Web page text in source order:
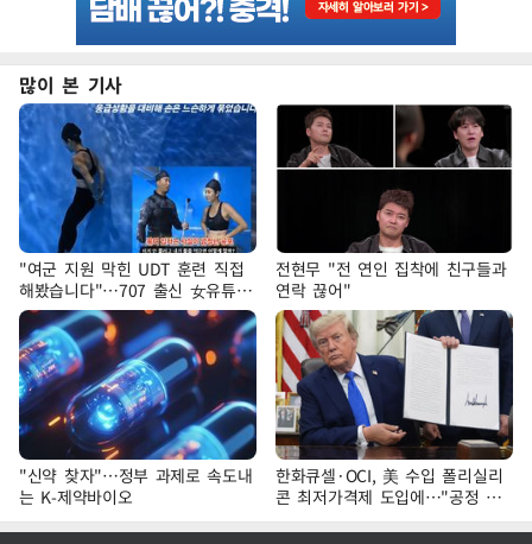
많이 본 기사
"여군 지원 막힌 UDT 훈련 직접
해봤습니다"…707 출신 女유튜버
'완벽 소화'
전현무 "전 연인 집착에 친구들과
연락 끊어"
"신약 찾자"…정부 과제로 속도내
는 K-제약바이오
한화큐셀·OCI, 美 수입 폴리실리
콘 최저가격제 도입에…"공정 경
쟁·수익성 개선 환영"